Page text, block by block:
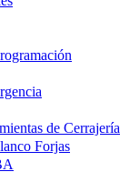
de Cerrajería
Forjas